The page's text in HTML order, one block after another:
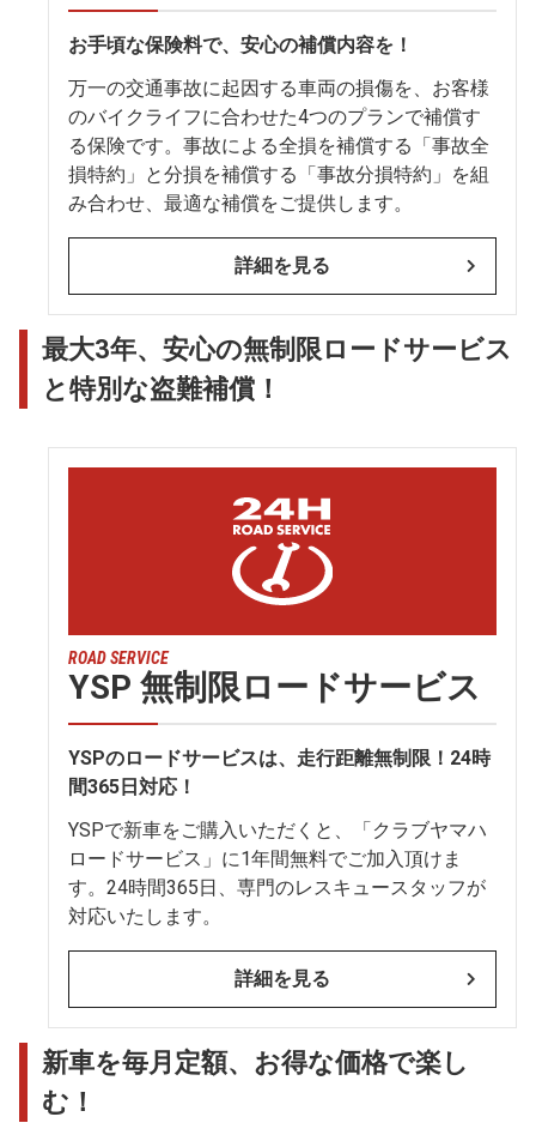
お手頃な保険料で、安心の補償内容を！
万一の交通事故に起因する車両の損傷を、お客様
のバイクライフに合わせた4つのプランで補償す
る保険です。事故による全損を補償する「事故全
損特約」と分損を補償する「事故分損特約」を組
み合わせ、最適な補償をご提供します。
詳細を見る
最大3年、安心の無制限ロードサービス
と特別な盗難補償！
ROAD SERVICE
YSP 無制限ロードサービス
YSPのロードサービスは、走行距離無制限！24時
間365日対応！
YSPで新車をご購入いただくと、「クラブヤマハ
ロードサービス」に1年間無料でご加入頂けま
す。24時間365日、専門のレスキュースタッフが
対応いたします。
詳細を見る
新車を毎月定額、お得な価格で楽し
む！